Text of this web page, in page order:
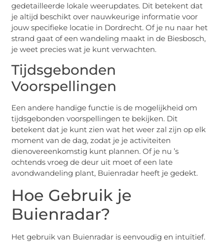
gedetailleerde lokale weerupdates. Dit betekent dat
je altijd beschikt over nauwkeurige informatie voor
jouw specifieke locatie in Dordrecht. Of je nu naar het
strand gaat of een wandeling maakt in de Biesbosch,
je weet precies wat je kunt verwachten.
Tijdsgebonden
Voorspellingen
Een andere handige functie is de mogelijkheid om
tijdsgebonden voorspellingen te bekijken. Dit
betekent dat je kunt zien wat het weer zal zijn op elk
moment van de dag, zodat je je activiteiten
dienovereenkomstig kunt plannen. Of je nu ’s
ochtends vroeg de deur uit moet of een late
avondwandeling plant, Buienradar heeft je gedekt.
Hoe Gebruik je
Buienradar?
Het gebruik van Buienradar is eenvoudig en intuïtief.